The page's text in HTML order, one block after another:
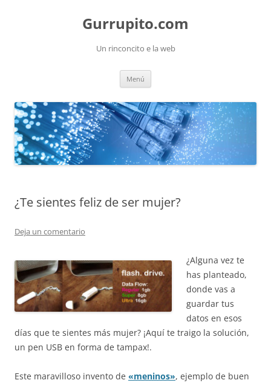
Gurrupito.com
Un rinconcito e la web
Menú
¿Te sientes feliz de ser mujer?
Deja un comentario
¿Alguna vez te
has planteado,
donde vas a
guardar tus
datos en esos
días que te sientes más mujer? ¡Aquí te traigo la solución,
un pen USB en forma de tampax!.
Este maravilloso invento de «meninos», ejemplo de buen